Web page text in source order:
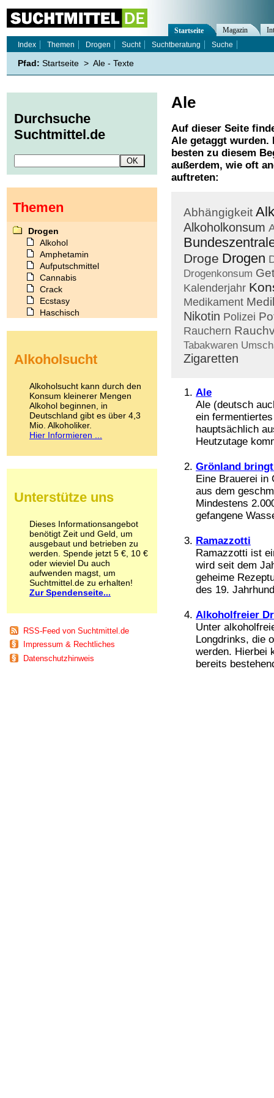
Ale
Auf dieser Seite
Ale getaggt wurden.
besten zu diesem
außerdem, wie oft
auftreten:
Abhängigkeit
Alkoholkonsum
Droge Drogen
Drogenkonsum
Kalenderjahr
Medikament
Nikotin Polizei
Rauchern
Tabakwaren
Zigaretten
Ale
Ale (deutsch
ein
hauptsächlich
Heutzutage
Grönland
Eine Brauerei in
aus dem
Mindestens
gefangene
Ramazzotti
Ramazzotti ist
wird seit dem
geheime
des 19.
Alkoholfreier
Unter
Longdrinks, die
werden. Hierbei
bereits
Startseite Magazin
Index
Themen Drogen Sucht Suchtberatung Suche
Pfad: Startseite > Ale - Texte
Durchsuche
Suchtmittel.de
Themen
Drogen
Alkohol
Amphetamin
Aufputschmittel
Cannabis
Crack
Ecstasy
Haschisch
Kokain
LSD
Marihuana
Medikamente
Meskalin
Metamphetamin
Methadon
Pilze
Psychopharmaka
Schlafmittel
Schmerzmittel
Schnüffelstoffe
Spice
Sucht / Süchte
Alkoholsucht
Co-Abhängigkeit
Computersucht
Ess-Brechsucht
Essstörungen
Fernsehsucht
Alkoholsucht
Alkoholsucht kann durch den
Konsum kleinerer Mengen
Alkohol beginnen, in
Deutschland gibt es über 4,3
Mio. Alkoholiker.
Hier Informieren ...
Unterstütze uns
Dieses Informationsangebot
benötigt Zeit und Geld, um
ausgebaut und betrieben zu
werden. Spende jetzt 5 €, 10 €
oder wieviel Du auch
aufwenden magst, um
Suchtmittel.de zu erhalten!
Zur Spendenseite...
RSS-Feed von Suchtmittel.de
Impressum & Rechtliches
Datenschutzhinweis